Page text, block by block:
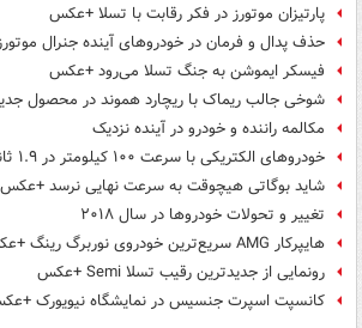
پارتیزان موتورز در فکر رقابت با تسلا +عکس
حذف پدال و فرمان در خودروهای آینده جنرال
فیسکر ایموشن به جنگ تسلا می‌رود +عکس
شوخی جالب ریماک با ریچارد هموند در محصول
مکالمه راننده و خودرو در آینده نزدیک
خودروهای الکتریکی با سرعت ۱۰۰ کیلومتر در ۱.۹ ثانیه +عکس
شاید بوگاتی هیچوقت به سرعت نهایی نرسد +عکس
تغییر و تحولات خودروها در سال ۲۰۱۸
هایپرکار AMG سریع‌ترین خودروی نوربرگ رینگ +عکس
رونمایی از جدیدترین رقیب تسلا Semi +عکس
کانسپت اسپرت جنسیس در نمایشگاه نیویورک